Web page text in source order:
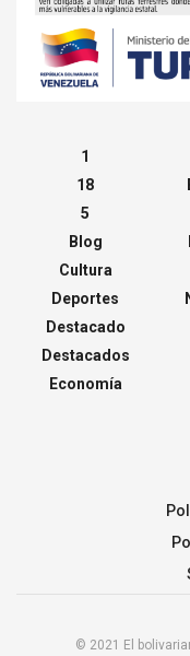
1
18
5
Blog
Cultura
Deportes
Destacado
Destacados
Economía
© 2021 El